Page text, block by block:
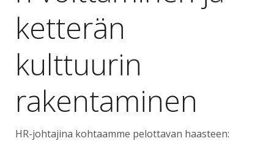
ketterän
kulttuurin
rakentaminen
HR-johtajina kohtaamme pelottavan haasteen: